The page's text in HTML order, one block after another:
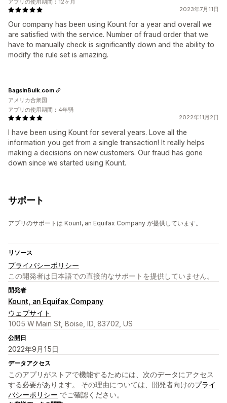
2023年7月11日
Our company has been using Kount for a year and overall we
are satisfied with the service. Number of fraud order that we
have to manually check is significantly down and the ability to
modify the rule set is amazing.
アプリの使用期間：12ヶ月
2022年11月2日
I have been using Kount for several years. Love all the
information you get from a single transaction! It really helps
making a decisions on new customers. Our fraud has gone
down since we started using Kount.
BagsInBulk.com
アメリカ合衆国
アプリの使用期間：4年弱
サポート
アプリのサポートは Kount, an Equifax Company が提供しています。
リソース
プライバシーポリシー
この開発者は日本語での直接的なサポートを提供していません。
開発者
Kount, an Equifax Company
ウェブサイト
1005 W Main St, Boise, ID, 83702, US
公開日
2022年9月15日
データアクセス
このアプリがストアで機能するためには、次のデータにアクセス
する必要があります。 その理由については、開発者向けのプライ
バシーポリシー でご確認ください。